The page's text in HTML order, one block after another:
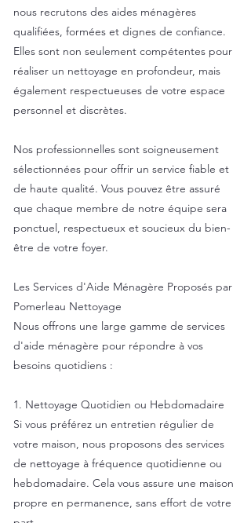
nous recrutons des aides ménagères
qualifiées, formées et dignes de confiance.
Elles sont non seulement compétentes pour
réaliser un nettoyage en profondeur, mais
également respectueuses de votre espace
personnel et discrètes.
Nos professionnelles sont soigneusement
sélectionnées pour offrir un service fiable et
de haute qualité. Vous pouvez être assuré
que chaque membre de notre équipe sera
ponctuel, respectueux et soucieux du bien-
être de votre foyer.
Les Services d'Aide Ménagère Proposés par
Pomerleau Nettoyage
Nous offrons une large gamme de services
d'aide ménagère pour répondre à vos
besoins quotidiens :
1. Nettoyage Quotidien ou Hebdomadaire
Si vous préférez un entretien régulier de
votre maison, nous proposons des services
de nettoyage à fréquence quotidienne ou
hebdomadaire. Cela vous assure une maison
propre en permanence, sans effort de votre